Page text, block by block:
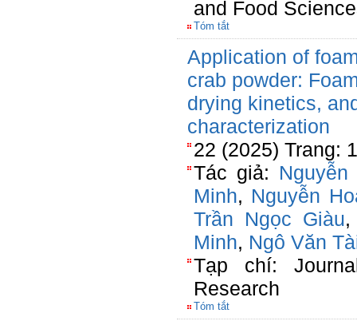
and Food
Tóm tắt
Application of
crab powder:
drying kinetics,
characterization
22 (2025) Trang:
Tác giả:
Minh, Nguyễn
Trần Ngọc Giàu
Minh, Ngô Văn
Tạp chí:
Research
Tóm tắt